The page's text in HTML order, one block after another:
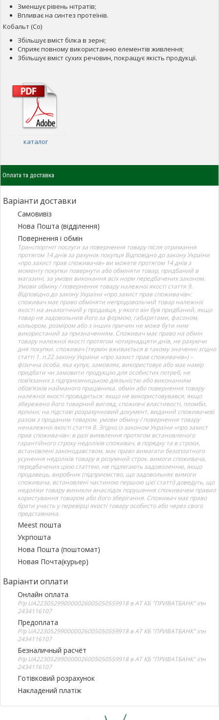
Зменшує рівень нітратів;
Впливає на синтез протеїнів.
Кобальт (Co)
Збільшує вміст білка в зерні;
Сприяє повному використанню елементів живлення;
Збільшує вміст сухих речовин, покращує якість продукції.
каталог
Оплата та доставка
Варіанти доставки
Самовивіз
Нова Пошта (відділення)
Повернення і обмін
Транспортніт послуги за повернення товару після отримання
протягом 14 днів за рахунок покупця Відповідно до закону України
«про захист прав споживачів» ви можете протягом 14 днів з
моменту покупки повернути або обміняти товар, придбаний в
магазині, за умови виконання всіх норм передбачених законом.
Умови обміну / повернення товару належної якості стаття 9.
Відповідно до закону України «про захист прав споживачів»:
споживач має право обміняти непродовольчий товар належної
якості на аналогічний у продавця, у якого він був придбаний, якщо
товар не задовольнив його за формою, габаритами, фасоном,
кольором, розміром або з інших причин не може бути ним
використаний за призначенням. Споживач має право на обмін
товару належної якості протягом чотирнадцяти днів, не рахуючи
дня покупки. споживач (термін вживається в такому значенні згідно
статті 1. п.22 закону України «про захист прав споживачів») –
фізична особа, яка купує, замовляє, використовує або має намір
придбати чи замовити продукцію для особистих потреб, не
пов’язаних з підприємницькою діяльністю або виконанням
обов’язків найманого працівника. обмін або повернення товару
належної якості провадиться: якщо не використовувався; якщо
збережено його товарний вигляд, споживчі властивості, пломби,
ярлики; на підставі розрахунковий документ, виданий споживачеві
разом з проданим товаром. умови обміну / повернення товару
неналежної якості стаття 8. Згідно із законом України «про захист
прав споживачів»: в разі виявлення протягом встановленого
гарантійного строку недоліків споживач, в порядку та в строки,
встановлені законодавством, має право вимагати безоплатного
усунення недоліків товару в розумний строк. вимоги споживача,
передбачених цією статтею, не підлягають задоволенню, якщо
продавець, виробник (підприємство, що задовольняє вимоги
споживача, встановлені частиною першою цієї статті) доведуть, що
недоліки товару виникли внаслідок порушення споживачем правил
користування товаром або його зберігання. Споживач має право
брати участь у перевірці якості товару особисто або через свого
представника.
Meest пошта
Укрпошта
Нова Пошта (поштомат)
Новая Почта(курьер)
Варіанти оплати
Онлайн оплата
Р/р UA223052990000026005050559918 в АТ КБ "ПРИВАТБАНК" іпн
2434116107
Предоплата
Р/р UA223052990000026005050559918 в АТ КБ "ПРИВАТБАНК" іпн
2434116107
Безналичный расчёт
Р/р UA223052990000026005050559918 в АТ КБ "ПРИВАТБАНК" іпн
2434116107
Готівковий розрахунок
Накладений платіж